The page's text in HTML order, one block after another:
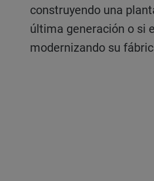
construyendo una
última generación o si
modernizando su